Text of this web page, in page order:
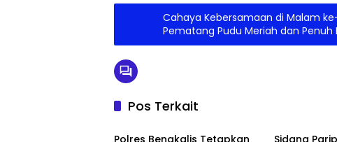
Cahaya Kebersamaan di Malam
Pematang Pudu Meriah dan Penuh
Pos Terkait
Bengkalis
Polres Bengkalis Tetapkan
Sidang